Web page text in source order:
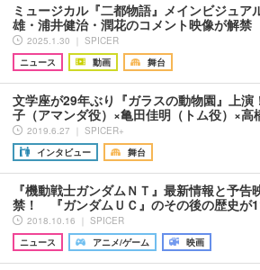
ミュージカル『二都物語』メインビジュア
雄・浦井健治・潤花のコメント映像が解禁
2025.1.30 ｜ SPICER
ニュース
動画 舞台
文学座が29年ぶり『ガラスの動物園』上
子（アマンダ役）×亀田佳明（トム役）×
2019.6.27 ｜ SPICER+
インタビュー
舞台
『機動戦士ガンダムＮＴ』最新情報と予告
禁！ 『ガンダムＵＣ』のその後の歴史が
2018.10.16 ｜ SPICER
ニュース
アニメ/ゲーム 映画